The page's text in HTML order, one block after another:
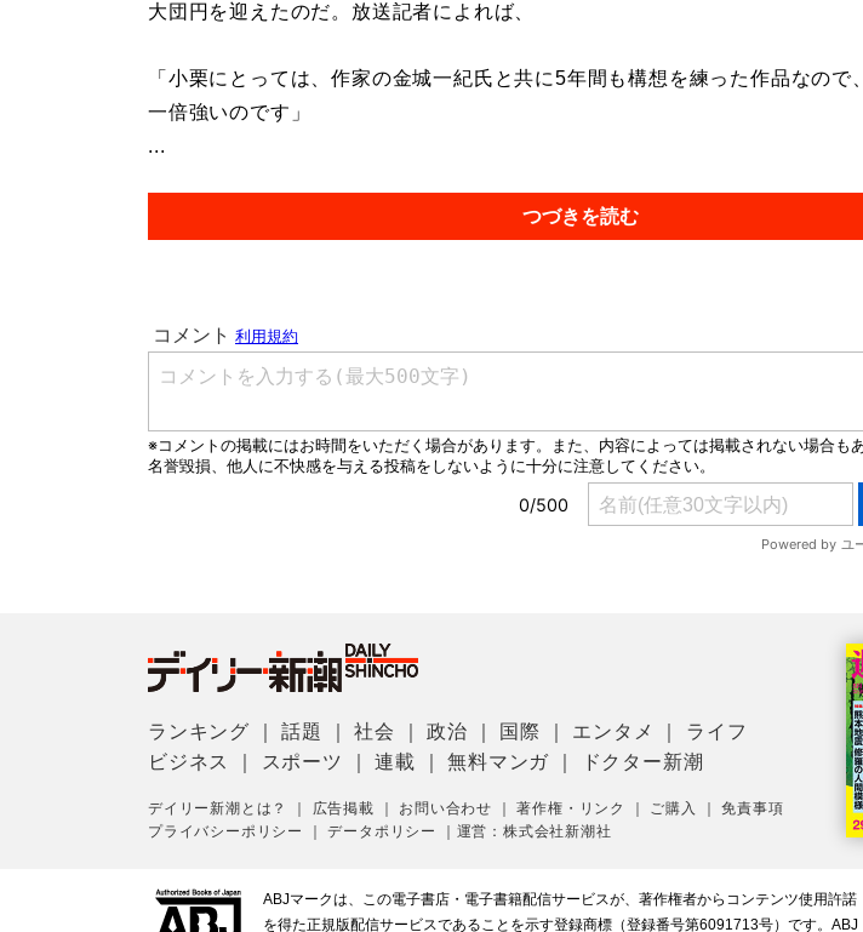
大団円を迎えたのだ。放送記者によれば、
「小栗にとっては、作家の金城一紀氏と共に5年間も構想を練った作品なので
一倍強いのです」
...
つづきを読む
ランキング ｜話題 ｜社会 ｜政治 国際 エンタメ
ライフ
ビジネス
スポーツ ｜連載 ｜無料マンガ ドクター新潮
デイリー新潮とは？ 広告掲載 お問い合わせ ｜著作権・リンク ご購入 ｜免責事項
プライバシーポリシー
｜データポリシー 運営：株式会社新潮社
ABJマークは、この電子書店・電子書籍配信サービスが、著作権者からコンテンツ使用許諾
を得た正規版配信サービスであることを示す登録商標（登録番号第6091713号）です。ABJ